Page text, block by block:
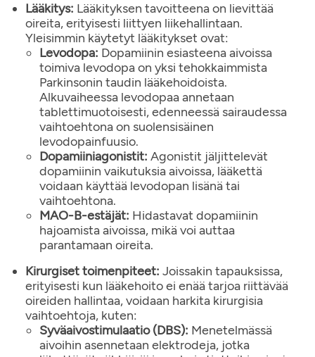
Lääkitys: Lääkityksen tavoitteena on lievittää
oireita, erityisesti liittyen liikehallintaan.
Yleisimmin käytetyt lääkitykset ovat:
Levodopa: Dopamiinin esiasteena aivoissa
toimiva levodopa on yksi tehokkaimmista
Parkinsonin taudin lääkehoidoista.
Alkuvaiheessa levodopaa annetaan
tablettimuotoisesti, edenneessä sairaudessa
vaihtoehtona on suolensisäinen
levodopainfuusio.
Dopamiiniagonistit: Agonistit jäljittelevät
dopamiinin vaikutuksia aivoissa, lääkettä
voidaan käyttää levodopan lisänä tai
vaihtoehtona.
MAO-B-estäjät: Hidastavat dopamiinin
hajoamista aivoissa, mikä voi auttaa
parantamaan oireita.
Kirurgiset toimenpiteet: Joissakin tapauksissa,
erityisesti kun lääkehoito ei enää tarjoa riittävää
oireiden hallintaa, voidaan harkita kirurgisia
vaihtoehtoja, kuten:
Syväaivostimulaatio (DBS): Menetelmässä
aivoihin asennetaan elektrodeja, jotka